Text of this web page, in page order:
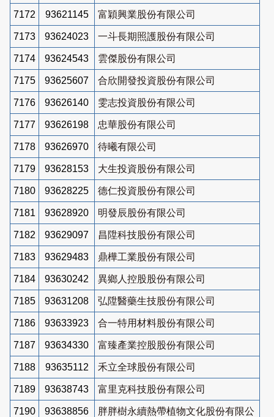
7172 93621145 富穎興業股份有限公司
7173 93624023 一斗長期照護股份有限公司
7174 93624543 雲傑股份有限公司
7175 93625607 合欣開發投資股份有限公司
7176 93626140 雯志投資股份有限公司
7177 93626198 忠華股份有限公司
7178 93626970 待曦有限公司
7179 93628153 大生投資股份有限公司
7180 93628225 德仁投資股份有限公司
7181 93628920 明發辰股份有限公司
7182 93629097 昌陞科技股份有限公司
7183 93629483 鼎樺工業股份有限公司
7184 93630242 異鄉人控股股份有限公司
7185 93631208 弘陞醫藥生技股份有限公司
7186 93633923 合一特用材料股份有限公司
7187 93634330 富臻產業控股股份有限公司
7188 93635112 禾立全球股份有限公司
7189 93638743 富里克科技股份有限公司
7190 93638856
胖胖樹永續熱帶植物文化股份有限公